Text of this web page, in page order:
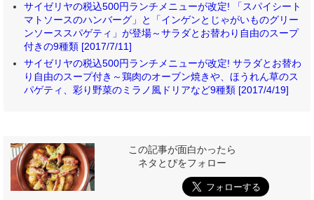
サイゼリヤの税込500円ランチメニューが改定! 「スパイシート
マトソースのハンバーグ」と「インゲンとじゃがいものグリー
ンソーススパゲティ」が登場～サラダとお替わり自由のスープ
付きの9種類 [2017/7/11]
サイゼリヤの税込500円ランチメニューが改定! サラダとお替わ
り自由のスープ付き～鶏肉のオーブン焼きや、ほうれん草のス
パゲティ、彩り野菜のミラノ風ドリアなど9種類 [2017/4/19]
この記事が面白かったら
ネタとぴをフォロー